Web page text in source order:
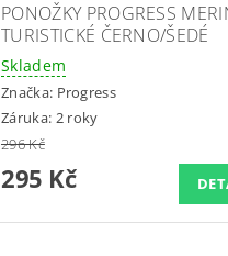
PONOŽKY PROGRESS
TURISTICKÉ ČERNO/ŠEDÉ
Skladem
Značka: Progress
Záruka: 2 roky
296 Kč
295 Kč